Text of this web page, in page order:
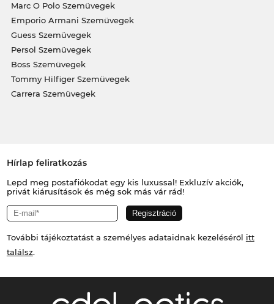
Marc O Polo Szemüvegek
Emporio Armani Szemüvegek
Guess Szemüvegek
Persol Szemüvegek
Boss Szemüvegek
Tommy Hilfiger Szemüvegek
Carrera Szemüvegek
Hírlap feliratkozás
Lepd meg postafiókodat egy kis luxussal! Exkluzív akciók,
privát kiárusítások és még sok más vár rád!
További tájékoztatást a személyes adataidnak kezeléséről itt
találsz.